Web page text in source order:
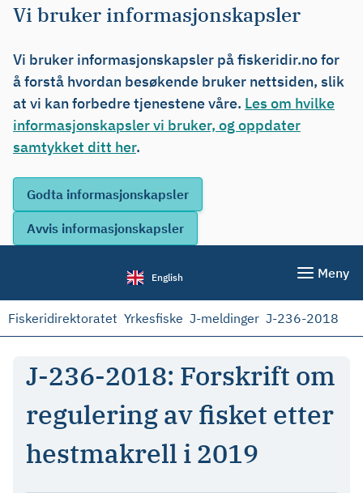
Vi bruker informasjonskapsler
Vi bruker informasjonskapsler på fiskeridir.no for
å forstå hvordan besøkende bruker nettsiden, slik
at vi kan forbedre tjenestene våre. Les om hvilke
informasjonskapsler vi bruker, og oppdater
samtykket ditt her.
English Meny
Fiskeridirektoratet Yrkesfiske J-meldinger J-236-2018
J-236-2018: Forskrift om
regulering av fisket etter
hestmakrell i 2019